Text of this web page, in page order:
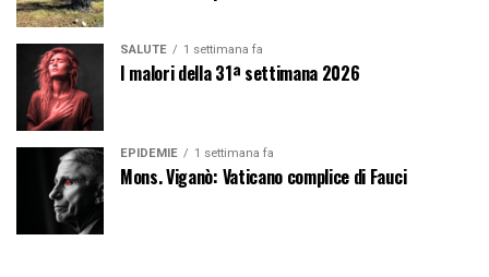
SALUTE 1 settimana fa
I malori della 31ª settimana 2026
EPIDEMIE 1 settimana fa
Mons. Viganò: Vaticano complice di Fauci